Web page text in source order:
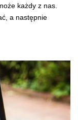
każdy z nas.
a następnie